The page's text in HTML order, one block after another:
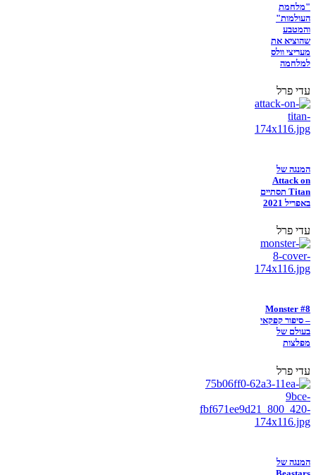
"מלחמת
העולמות"
והמטבע
שהוציא את
מעריצי וולס
למלחמה
עדי פרל
המנגה של
Attack on
Titan תסתיים
באפריל 2021
עדי פרל
Monster #8
– סיפור קפקאי
בעולם של
מפלצות
עדי פרל
המנגה של